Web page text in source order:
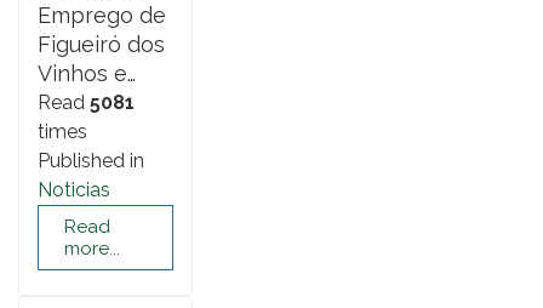
Emprego de
Figueiró dos
Vinhos e…
Read 5081
times
Published in
Noticias
Read
more...